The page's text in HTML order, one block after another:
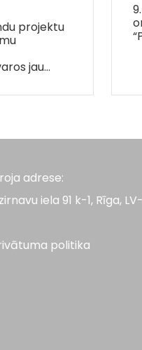
projektu
jau…
adrese:
iela 91 k-1, Rīga, LV-
politika